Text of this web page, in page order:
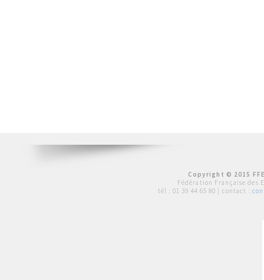
Copyright © 2015
Fédération Française des
tél : 01 39 44 65 80 | contact :